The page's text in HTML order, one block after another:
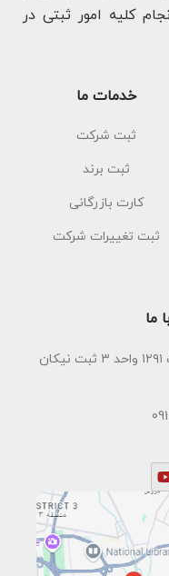
کلیه امور ثبتی در
خدمات ما
ثبت شرکت
ثبت برند
کارت بازرگانی
ثبت تغییرات شرکت
ما